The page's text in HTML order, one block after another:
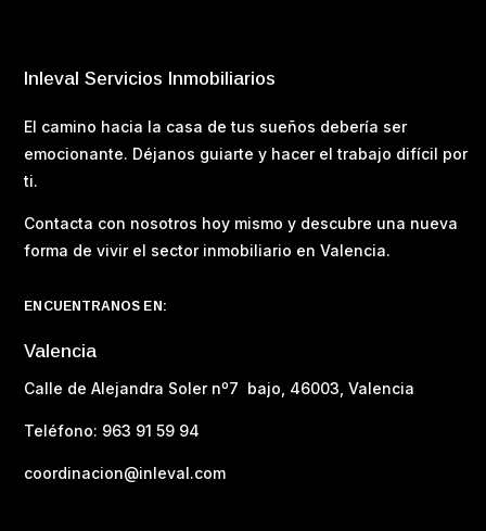
Inleval Servicios Inmobiliarios
El camino hacia la casa de tus sueños debería ser
emocionante. Déjanos guiarte y hacer el trabajo difícil por
ti.
Contacta con nosotros hoy mismo y descubre una nueva
forma de vivir el sector inmobiliario en Valencia.
ENCUENTRANOS EN:
Valencia
Calle de Alejandra Soler nº7 bajo, 46003, Valencia
Teléfono: 963 91 59 94
coordinacion@inleval.com